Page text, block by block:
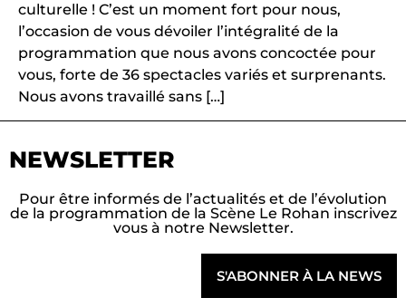
culturelle ! C’est un moment fort pour nous,
l’occasion de vous dévoiler l’intégralité de la
programmation que nous avons concoctée pour
vous, forte de 36 spectacles variés et surprenants.
Nous avons travaillé sans […]
NEWSLETTER
Pour être informés de l’actualités et de l’évolution
de la programmation de la Scène Le Rohan inscrivez
vous à notre Newsletter.
S'ABONNER À LA NEWS